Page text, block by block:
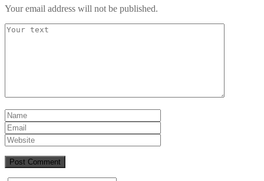
Your email address will not be published.